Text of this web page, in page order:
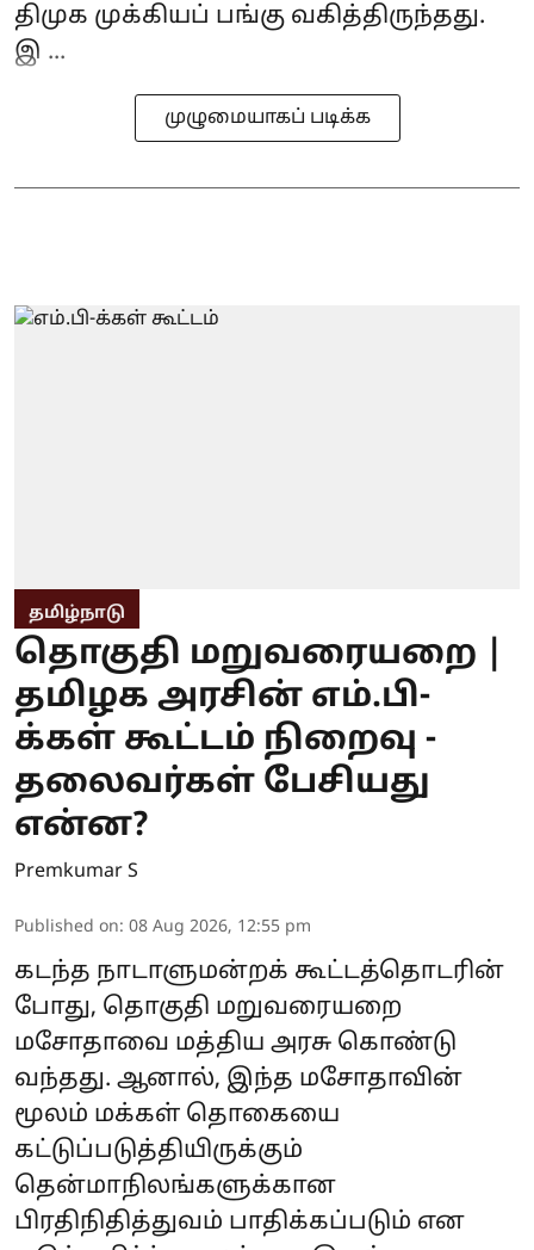
திமுக முக்கியப் பங்கு வகித்திருந்தது.
இ ...
முழுமையாகப் படிக்க
தமிழ்நாடு
தொகுதி மறுவரையறை |
தமிழக அரசின் எம்.பி-
க்கள் கூட்டம் நிறைவு -
தலைவர்கள் பேசியது
என்ன?
Premkumar S
Published on: 08 Aug 2026, 12:55 pm
கடந்த நாடாளுமன்றக் கூட்டத்தொடரின்
போது, தொகுதி மறுவரையறை
மசோதாவை மத்திய அரசு கொண்டு
வந்தது. ஆனால், இந்த மசோதாவின்
மூலம் மக்கள் தொகையை
கட்டுப்படுத்தியிருக்கும்
தென்மாநிலங்களுக்கான
பிரதிநிதித்துவம் பாதிக்கப்படும் என